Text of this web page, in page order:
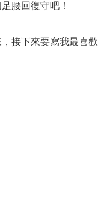
腰回復守吧！
接下來要寫我最喜歡